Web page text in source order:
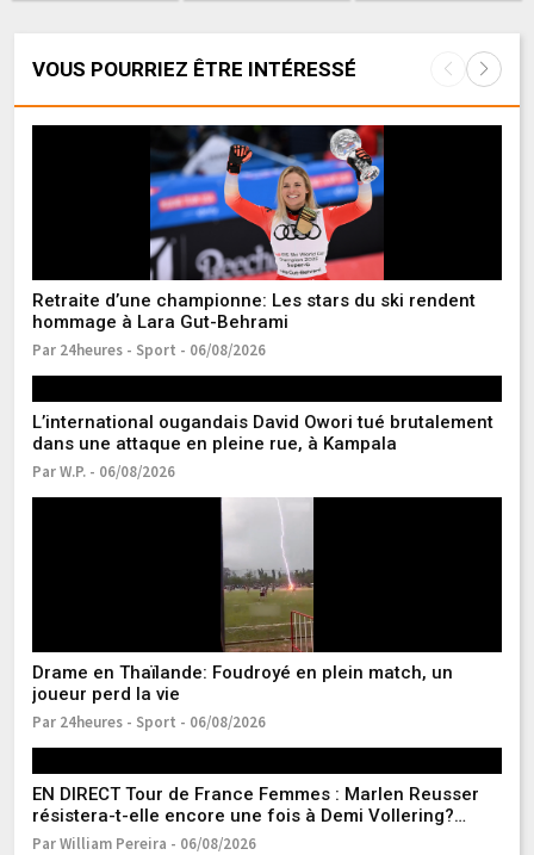
VOUS POURRIEZ ÊTRE INTÉRESSÉ
Retraite d’une championne: Les stars du ski rendent
hommage à Lara Gut-Behrami
Par 24heures - Sport - 06/08/2026
L’international ougandais David Owori tué brutalement
dans une attaque en pleine rue, à Kampala
Par W.P. - 06/08/2026
Drame en Thaïlande: Foudroyé en plein match, un
joueur perd la vie
Par 24heures - Sport - 06/08/2026
EN DIRECT Tour de France Femmes : Marlen Reusser
résistera-t-elle encore une fois à Demi Vollering?
Suivez la 6e étape avec nous
Par William Pereira - 06/08/2026